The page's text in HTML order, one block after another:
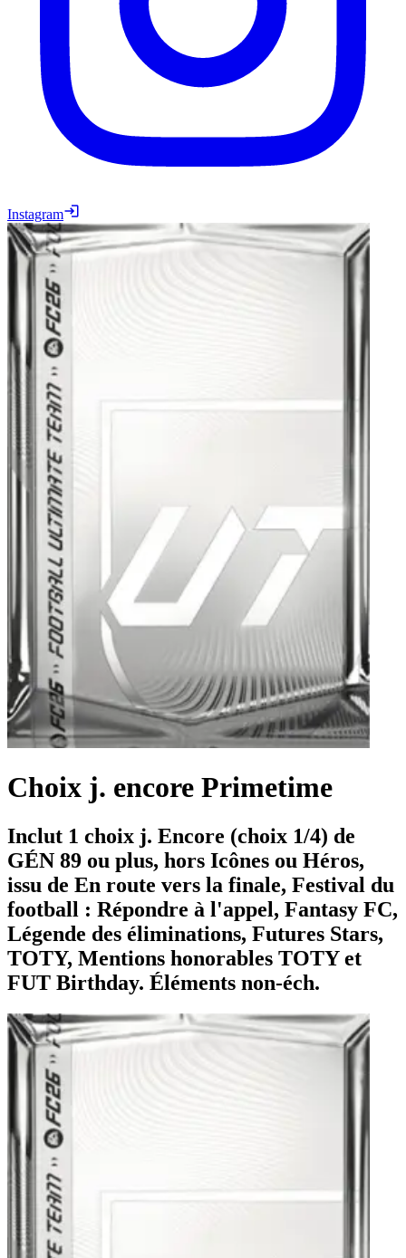
Instagram
Choix j. encore Primetime
Inclut 1 choix j. Encore (choix 1/4) de
GÉN 89 ou plus, hors Icônes ou Héros,
issu de En route vers la finale, Festival du
football : Répondre à l'appel, Fantasy FC,
Légende des éliminations, Futures Stars,
TOTY, Mentions honorables TOTY et
FUT Birthday. Éléments non-éch.